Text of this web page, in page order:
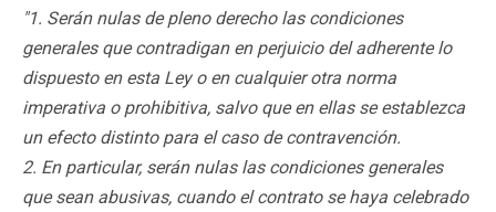
"1. Serán nulas de pleno derecho las condiciones
generales que contradigan en perjuicio del adherente lo
dispuesto en esta Ley o en cualquier otra norma
imperativa o prohibitiva, salvo que en ellas se establezca
un efecto distinto para el caso de contravención.
2. En particular, serán nulas las condiciones generales
que sean abusivas, cuando el contrato se haya celebrado